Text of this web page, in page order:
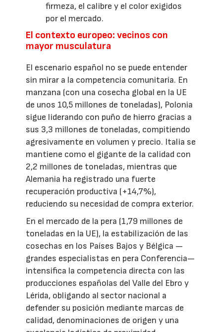
firmeza, el calibre y el color exigidos
por el mercado.
El contexto europeo: vecinos con
mayor musculatura
El escenario español no se puede entender
sin mirar a la competencia comunitaria. En
manzana (con una cosecha global en la UE
de unos 10,5 millones de toneladas), Polonia
sigue liderando con puño de hierro gracias a
sus 3,3 millones de toneladas, compitiendo
agresivamente en volumen y precio. Italia se
mantiene como el gigante de la calidad con
2,2 millones de toneladas, mientras que
Alemania ha registrado una fuerte
recuperación productiva (+14,7%),
reduciendo su necesidad de compra exterior.
En el mercado de la pera (1,79 millones de
toneladas en la UE), la estabilización de las
cosechas en los Países Bajos y Bélgica —
grandes especialistas en pera Conferencia—
intensifica la competencia directa con las
producciones españolas del Valle del Ebro y
Lérida, obligando al sector nacional a
defender su posición mediante marcas de
calidad, denominaciones de origen y una